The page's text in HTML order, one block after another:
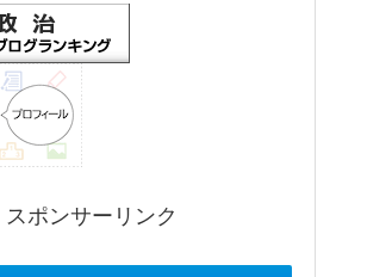
スポンサーリンク